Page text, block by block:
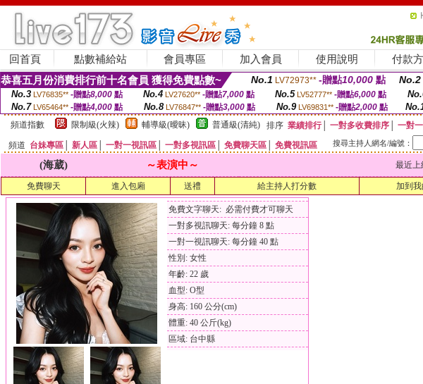
回首頁 點數補給站 會員專區 加入會員 使用說明 付款
恭喜五月份消費排行前十名會員 獲得免費點數~ No.1 LV72973** -贈點10,000 點 No.2
No.3 LV76835** -贈點8,000點 No.4 LV27620** -贈點7,000點 No.5 LV52777** -贈點6,000點
No.7 LV65464** -贈點4,000 點 No.8 LV76847** -贈點3,000 點 No.9 LV69831** -贈點2,000點
頻道指數
限制級(火辣) 輔導級(曖昧) 普通級(清純) 排序 業績排行│ 一對多收費排序
一對
頻道 台妹專區 新人區 一對一視訊區 一對多視訊區 免費聊天區 免費視訊區 搜尋主持人網名/編號：
(海葳) ～表演中～ 最近上
免費聊天 進入包廂 送禮 給主持人打分數 加到
免費文字聊天: 必需付費才可聊天
一對多視訊聊天: 每分鐘 8 點
一對一視訊聊天: 每分鐘 40 點
性別: 女性
年齡: 22 歲
血型: O型
身高: 160 公分(cm)
體重: 40 公斤(kg)
區域: 台中縣